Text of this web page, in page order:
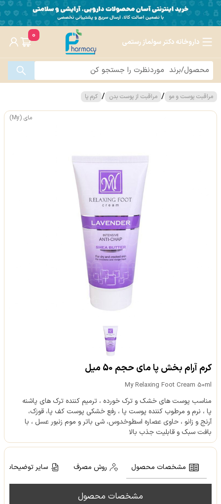
داروخانه دکتر سولماز رستمی
0
مراقبت پوست و مو / مراقبت از پوست بدن / کرم پا
مای (My)
کرم آرام بخش پا مای حجم 50 میل
My Relaxing Foot Cream 50ml
مناسب پوست های خشک و ترک خورده ، ترمیم کننده ترک های پاشنه
پا ، نرم و مرطوب کننده پوست پا ، رفع خشکی پوست کف پا، قوزک،
آرنج و زانو ، حاوی عصاره اسطوخدوس، شی باتر و موم زنبور عسل ، با
بافت سبک و قابلیت جذب بالا
مشخصات محصول روش مصرف سایر توضیحات
مشخصات محصول